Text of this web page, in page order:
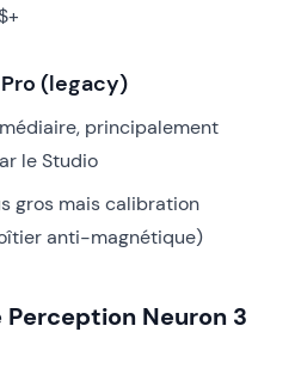
(legacy)
principalement
le Studio
gros mais calibration
anti-magnétique)
Perception Neuron 3